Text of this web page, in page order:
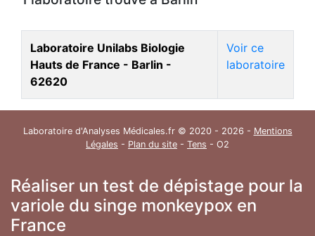
Laboratoire Unilabs Biologie
Hauts de France - Barlin -
62620
Voir ce
laboratoire
Laboratoire d'Analyses Médicales.fr © 2020 - 2026 - Mentions
Légales - Plan du site - Tens - O2
Réaliser un test de dépistage pour la
variole du singe monkeypox en
France